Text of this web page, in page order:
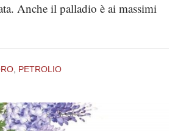
Anche il palladio è ai massimi
PETROLIO